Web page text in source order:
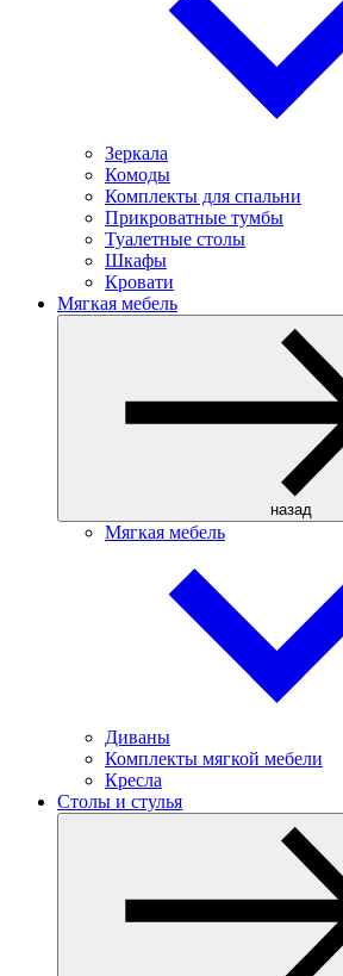
Зеркала
Комоды
Комплекты для спальни
Прикроватные тумбы
Туалетные столы
Шкафы
Кровати
Мягкая мебель
назад
Мягкая мебель
Диваны
Комплекты мягкой мебели
Кресла
Столы и стулья